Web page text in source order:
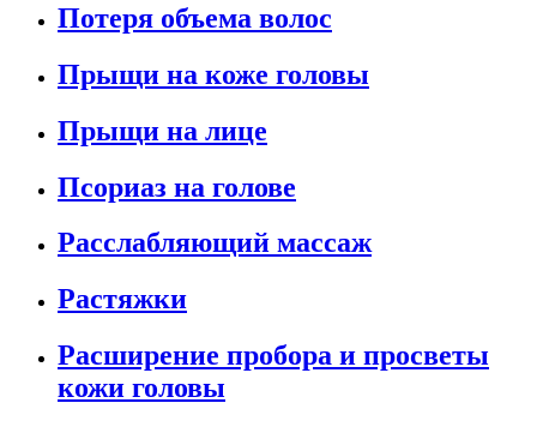
Потеря объема волос
Прыщи на коже головы
Прыщи на лице
Псориаз на голове
Расслабляющий массаж
Растяжки
Расширение пробора и просветы
кожи головы